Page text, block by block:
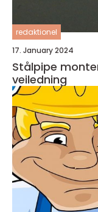
redaktionel
17. January 2024
Stålpipe
veiledning